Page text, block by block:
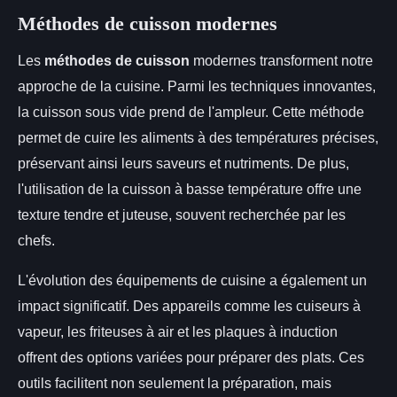
Méthodes de cuisson modernes
Les méthodes de cuisson modernes transforment notre
approche de la cuisine. Parmi les techniques innovantes,
la cuisson sous vide prend de l'ampleur. Cette méthode
permet de cuire les aliments à des températures précises,
préservant ainsi leurs saveurs et nutriments. De plus,
l'utilisation de la cuisson à basse température offre une
texture tendre et juteuse, souvent recherchée par les
chefs.
L'évolution des équipements de cuisine a également un
impact significatif. Des appareils comme les cuiseurs à
vapeur, les friteuses à air et les plaques à induction
offrent des options variées pour préparer des plats. Ces
outils facilitent non seulement la préparation, mais